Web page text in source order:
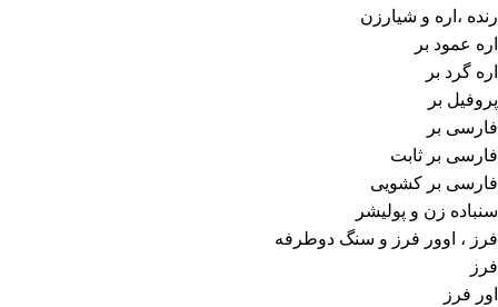
رنده ،اره و شیارزن
اره عمود بر
اره گرد بر
پروفیل بر
فارسی بر
فارسی بر ثابت
فارسی بر کشویی
سنباده زن و پولیشر
فرز ، اوور فرز و سنگ دوطرفه
فرز
اور فرز